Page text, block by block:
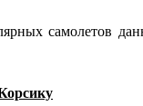
самолетов